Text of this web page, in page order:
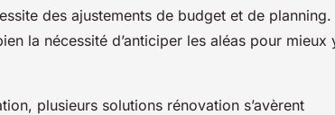
des ajustements de budget et de planning.
la nécessité d’anticiper les aléas pour mieux
plusieurs solutions rénovation s’avèrent